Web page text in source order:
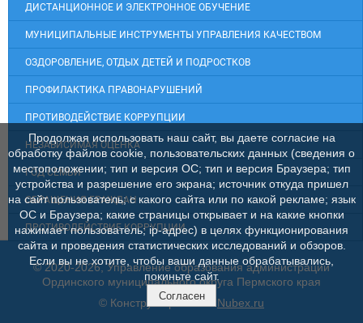
ДИСТАНЦИОННОЕ И ЭЛЕКТРОННОЕ ОБУЧЕНИЕ
МУНИЦИПАЛЬНЫЕ ИНСТРУМЕНТЫ УПРАВЛЕНИЯ КАЧЕСТВОМ
ОЗДОРОВЛЕНИЕ, ОТДЫХ ДЕТЕЙ И ПОДРОСТКОВ
ПРОФИЛАКТИКА ПРАВОНАРУШЕНИЙ
ПРОТИВОДЕЙСТВИЕ КОРРУПЦИИ
НЕЗАВИСИМАЯ ОЦЕНКА
ГОД СЕМЬИ
ОБРАЩЕНИЯ ГРАЖДАН
ПРОТИВОДЕЙСТВИЕ КОРРУПЦИИ
© 2020-2026, Управление образования администрации
Ординского муниципального округа Пермского края
© Конструктор сайтов Nubex.ru
Продолжая использовать наш сайт, вы даете согласие на
обработку файлов cookie, пользовательских данных (сведения о
местоположении; тип и версия ОС; тип и версия Браузера; тип
устройства и разрешение его экрана; источник откуда пришел
на сайт пользователь; с какого сайта или по какой рекламе; язык
ОС и Браузера; какие страницы открывает и на какие кнопки
нажимает пользователь; ip-адрес) в целях функционирования
сайта и проведения статистических исследований и обзоров.
Если вы не хотите, чтобы ваши данные обрабатывались,
покиньте сайт.
Согласен